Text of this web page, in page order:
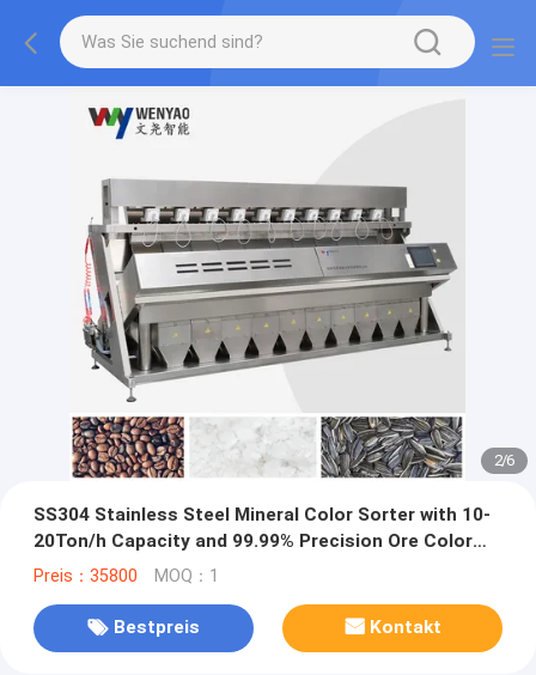
2/6
SS304 Stainless Steel Mineral Color Sorter with 10-
20Ton/h Capacity and 99.99% Precision Ore Color
Sorting Machine
Preis：35800 MOQ：1
Bestpreis Kontakt